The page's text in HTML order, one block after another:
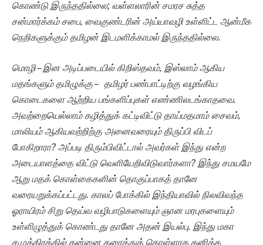
கொண்டு இருந்ததில்லை; வள்ளலாரின் சமரச சுத்த
சன்மார்க்கம் சபை, வைகுண்டரின் அய்யாவழி உள்ளிட்ட ஆன்மீக
நெறிகளுக்கும் தமிழன் இடமளிக்காமல் இருந்ததில்லை.
மொழி – இன அடிப்படையில் கிறிஸ்தவம், இஸ்லாம் ஆகிய
மதங்களும் தமிழுக்கு – தமிழர் பண்பாட்டிற்கு வழங்கிய
கொடைகளை ஆற்றிய பங்களிப்புகள் எண்ணிலடங்காதவை.
அவற்றையெல்லாம் கழித்துக் கட்டிவிட்டு தாய்மதமாம் சைவம்,
மாலியம் ஆகியவற்றிற்கு அனைவரையும் திருப்பி விடப்
போகிறாரா? அப்படி திரும்பிவிட்டால் அவர்கள் இந்து என்ற
அடையாளத்தை விட்டு வெளியேறிவிடுவார்களா? இந்து சமயமே
ஆறு மதக் கொள்கைகளின் தொகுப்பாகத் தானே
வரையறுக்கப்பட்டது. காலப் போக்கில் இந்தியாவில் நிலவிவந்த
ஓராயிரம் சிறு தெய்வ வழிபாடுகளையும் ஞான மரபுகளையும்
உள்ளிழுத்துக் கொண்டது தானே அதன் இயல்பு. இந்து மகா
சமுத்திரத்தில் தன்னை கரைத்துக் கொள்ளாத தனித்த